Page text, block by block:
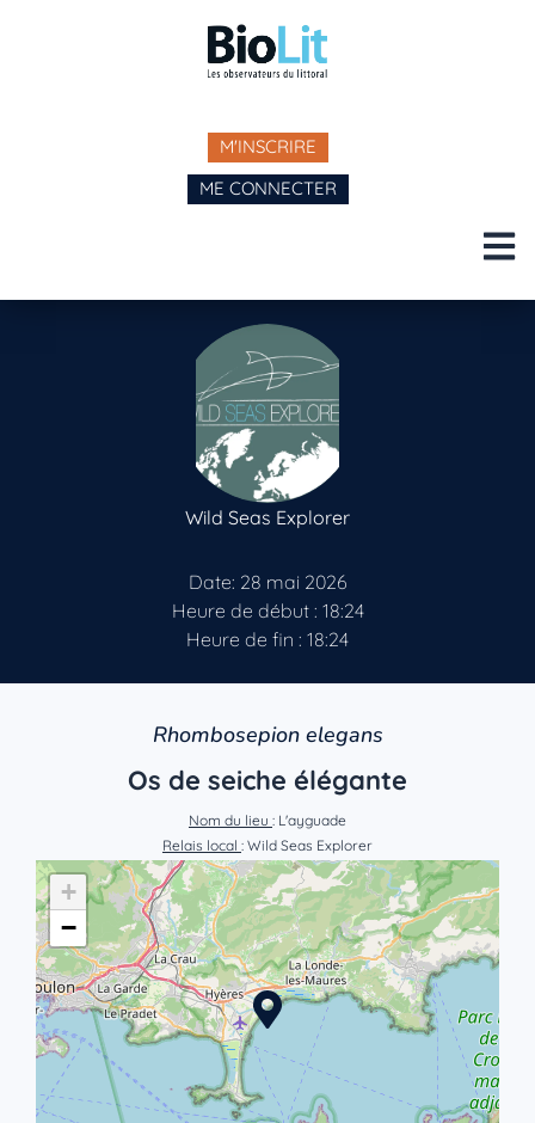
M'INSCRIRE
ME CONNECTER
Wild Seas Explorer
Date: 28 mai 2026
Heure de début : 18:24
Heure de fin : 18:24
Rhombosepion elegans
Os de seiche élégante
Nom du lieu : L'ayguade
Relais local : Wild Seas Explorer
+
−